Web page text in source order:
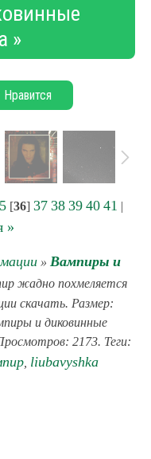
»
[36] 37 38 39 40 41 |
»
» Вампиры и
жадно похмеляется
скачать. Размер:
и диковинные
2173. Теги:
liubavyshka